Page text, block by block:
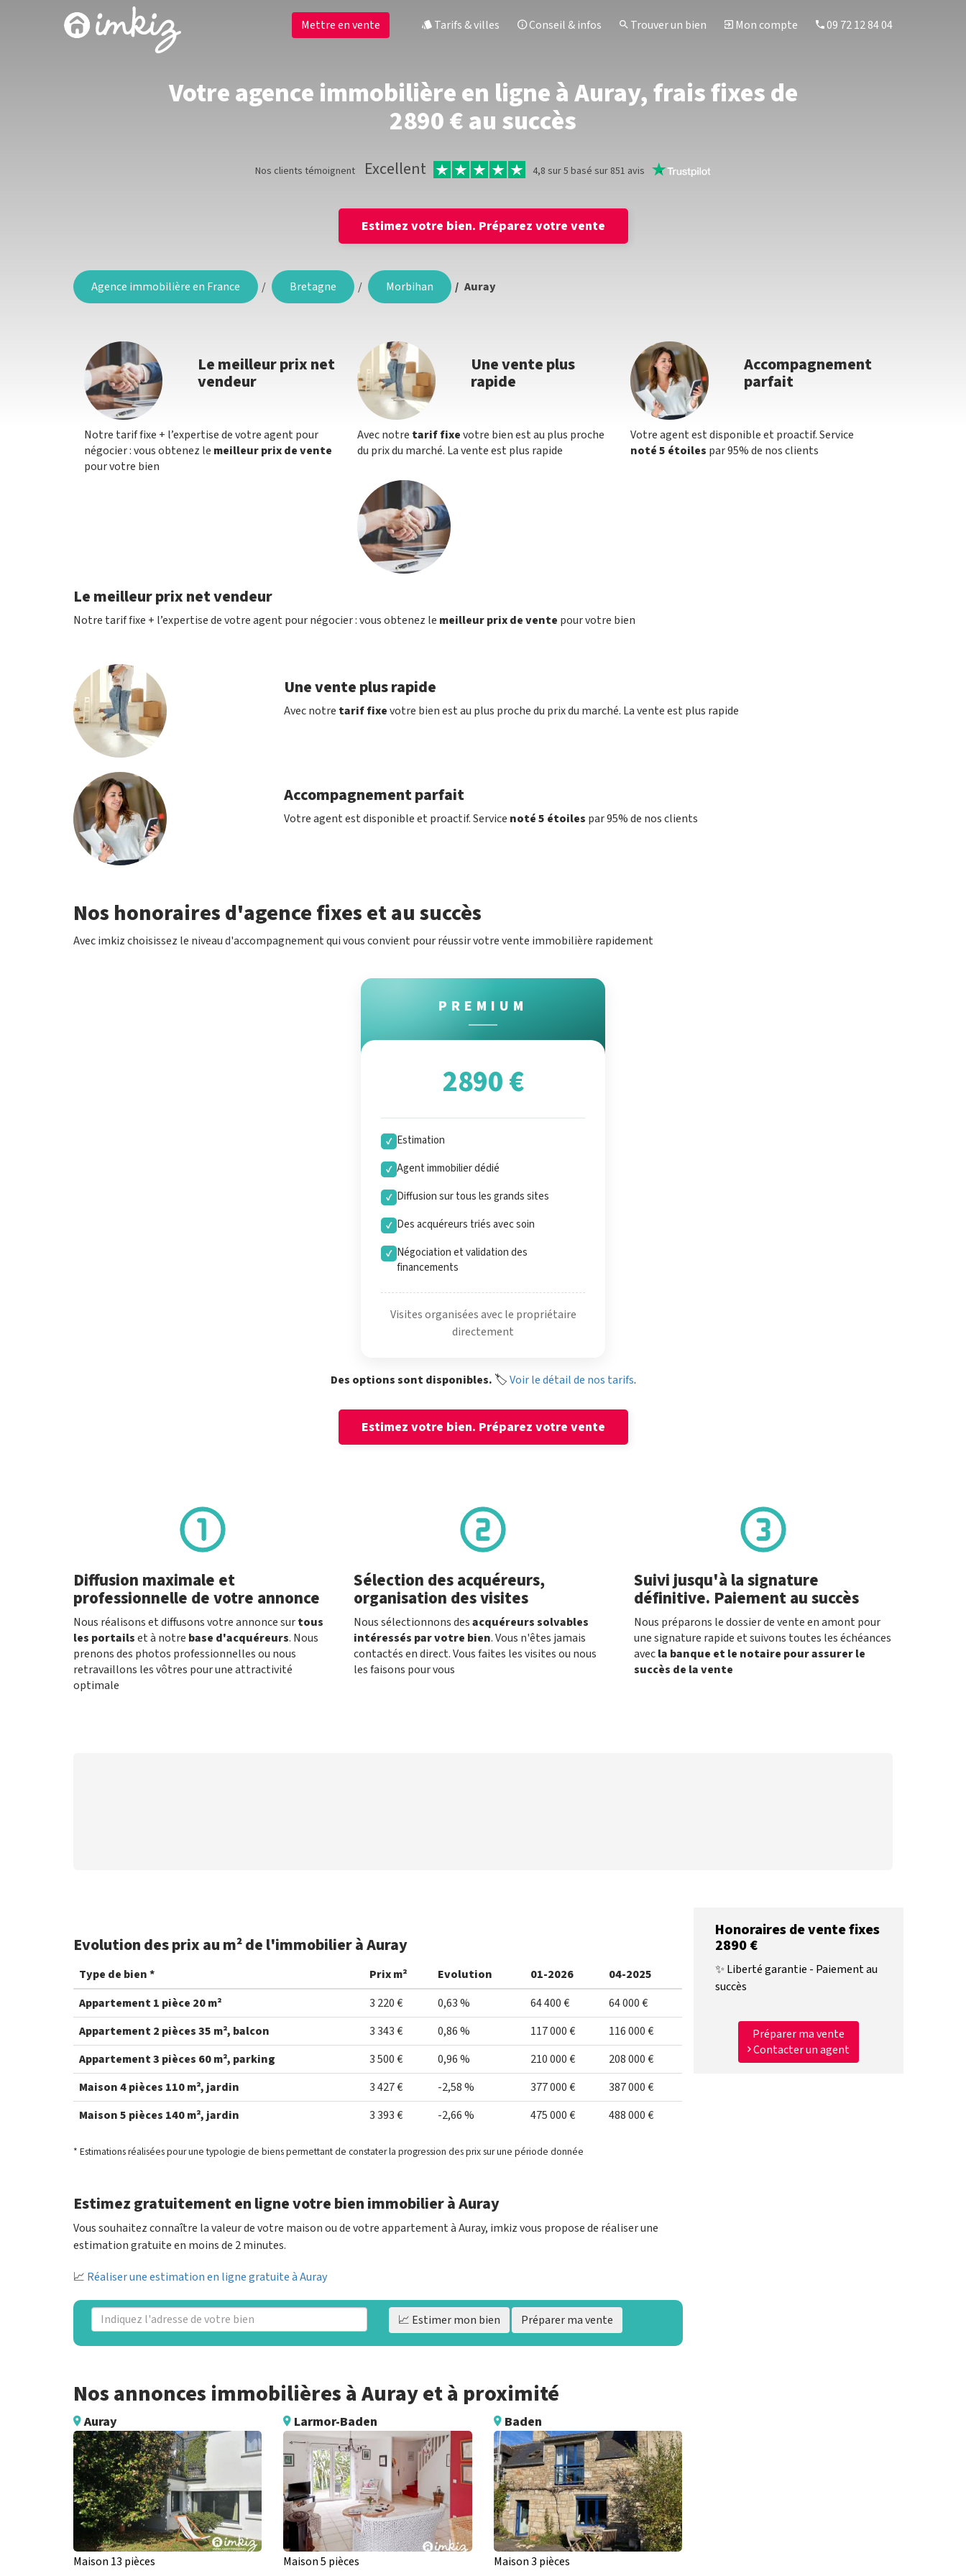
Mettre en vente Tarifs & villes Conseil & infos Trouver un bien Mon compte 09 72 12 84 04
Votre agence immobilière en ligne à Auray, frais fixes de
2890 € au succès
Nos clients témoignent Excellent 4,8 sur 5 basé sur 851 avis
Estimez votre bien. Préparez votre vente
Agence immobilière en France Bretagne Morbihan Auray
Le meilleur prix net
vendeur
Notre tarif fixe + l’expertise de votre agent pour
négocier : vous obtenez le meilleur prix de vente
pour votre bien
Une vente plus
rapide
Avec notre tarif fixevotre bien est au plus proche
du prix du marché. La vente est plus rapide
Accompagnement
parfait
Votre agent est disponible et proactif. Service
noté 5 étoiles par 95% de nos clients
Le meilleur prix net vendeur
Notre tarif fixe + l’expertise de votre agent pour négocier : vous obtenez le meilleur prix de vente pour votre bien
Une vente plus rapide
Avec notre tarif fixevotre bien est au plus proche du prix du marché. La vente est plus rapide
Accompagnement parfait
Votre agent est disponible et proactif. Service noté 5 étoiles par 95% de nos clients
Nos honoraires d'agence fixes et au succès
Avec imkiz choisissez le niveau d'accompagnement qui vous convient pour réussir votre vente immobilière rapidement
PREMIUM
2890 €
✓ Estimation
✓ Agent immobilier dédié
✓ Diffusion sur tous les grands sites
✓ Des acquéreurs triés avec soin
✓ Négociation et validation des
financements
Visites organisées avec le propriétaire
directement
Des options sont disponibles. 🏷️Voir le détail de nos tarifs.
Estimez votre bien. Préparez votre vente
Diffusion maximale et
professionnelle de votre annonce
Nous réalisons et diffusons votre annonce surtous
les portailset à notre base d'acquéreurs. Nous
prenons des photos professionnelles ou nous
retravaillons les vôtres pour une attractivité
optimale
Sélection des acquéreurs,
organisation des visites
Nous sélectionnons desacquéreurs solvables
intéressés par votre bien. Vous n'êtes jamais
contactés en direct. Vous faites les visites ou nous
les faisons pour vous
Suivi jusqu'à la signature
définitive. Paiement au succès
Nous préparons le dossier de vente en amont pour
une signature rapide et suivons toutes les échéances
avecla banque et le notaire pour assurer le
succès de la vente
Evolution des prix au m² de l'immobilier à Auray
Type de bien * Prix m² Evolution 01-2026
04-2025
Appartement 1 pièce 20 m²
3 220 € 0,63 % 64 400 €
64 000 €
Appartement 2 pièces 35 m², balcon
3 343 € 0,86 % 117 000 €
116 000 €
Appartement 3 pièces 60 m², parking
3 500 € 0,96 % 210 000 €
208 000 €
Maison 4 pièces 110 m², jardin
3 427 € -2,58 % 377 000 €
387 000 €
Maison 5 pièces 140 m², jardin
3 393 € -2,66 % 475 000 € 488 000 €
* Estimations réalisées pour une typologie de biens permettant de constater la progression des prix sur une période donnée
Estimez gratuitement en ligne votre bien immobilier à Auray
Vous souhaitez connaître la valeur de votre maison ou de votre appartement à Auray, imkiz vous propose de réaliser une
estimation gratuite en moins de 2 minutes.
📈 Réaliser une estimation en ligne gratuite à Auray
📈 Estimermon bien Préparer ma vente
Nos annonces immobilières à Auray et à proximité
Auray
Maison 13 pièces
Larmor-Baden
Maison 5 pièces
Baden
Maison 3 pièces
Honoraires de vente fixes
2890 €
✨ Liberté garantie - Paiement au
succès
Préparer ma vente
Contacter un agent